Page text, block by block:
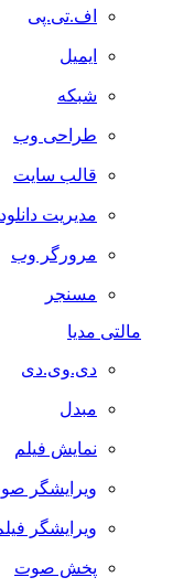
اف.تی.پی
ایمیل
شبکه
طراحی وب
قالب سایت
مدیریت دانلود
مرورگر وب
مسنجر
مالتی مدیا
دی.وی.دی
مبدل
نمایش فیلم
ویرایشگر صوت
ویرایشگر فیلم
پخش صوت